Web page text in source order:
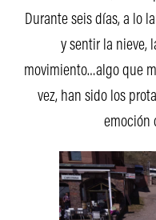
Durante seis días, a lo
y sentir la nieve,
movimiento…algo que
vez, han sido los
emoción